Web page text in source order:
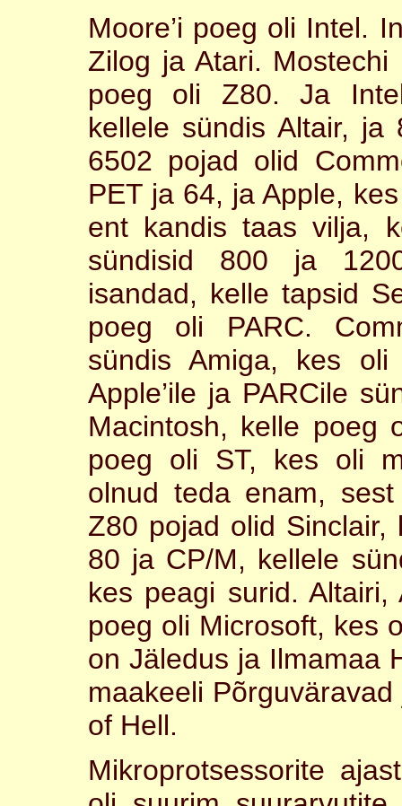
Moore’i poeg oli Intel.
Zilog ja Atari.
poeg oli Z80. Ja
kellele sündis Altair,
6502 pojad olid
PET ja 64, ja Apple,
ent kandis taas vilja,
sündisid 800 ja
isandad, kelle tapsid
poeg oli PARC.
sündis Amiga, kes
Apple’ile ja PARCile
Macintosh, kelle poeg
poeg oli ST, kes oli
olnud teda enam,
Z80 pojad olid
80 ja CP/M, kellele
kes peagi surid. Altairi,
poeg oli Microsoft, kes
on Jäledus ja Ilmamaa
maakeeli
of Hell.
Mikroprotsessorite